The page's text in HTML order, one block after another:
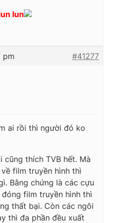
lun
pm #41277
ai rồi thì người đó ko
cũng thích TVB hết. Mà
film truyền hình thì
Bằng chứng là các cựu
đóng film truyền hình thì
thất bại. Còn các ngôi
thì đa phần đều xuất